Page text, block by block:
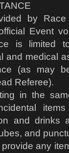
by
Event
is limited
and medical
(as may
Referee).
in the
and drinks
and
any